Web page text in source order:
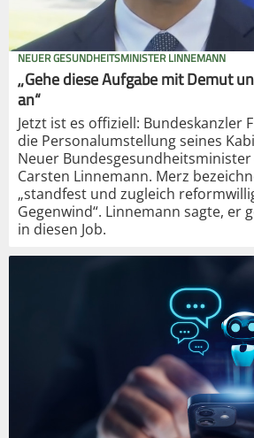
NEUER GESUNDHEITSMINISTER LINNEMANN
„Gehe diese Aufgabe mit Demut
an“
Jetzt ist es offiziell: Bundeskanzler
die Personalumstellung seines
Neuer
Carsten Linnemann. Merz
„standfest und zugleich
Gegenwind“. Linnemann sagte, er
in diesen Job.